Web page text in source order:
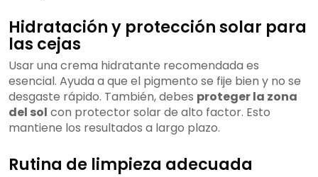
Hidratación y protección solar para
las cejas
Usar una crema hidratante recomendada es
esencial. Ayuda a que el pigmento se fije bien y no se
desgaste rápido. También, debes proteger la zona
del sol con protector solar de alto factor. Esto
mantiene los resultados a largo plazo.
Rutina de limpieza adecuada